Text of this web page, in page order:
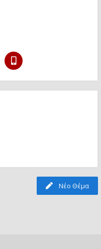
Νέο Θέμα